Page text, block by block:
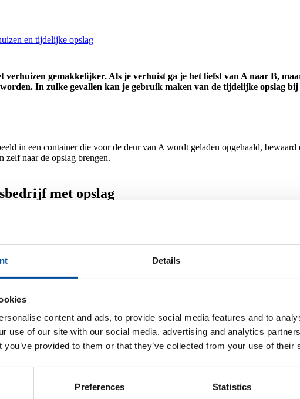
Details
content and ads, to provide social media features and to
use of our site with our social media, advertising and analytics
you’ve provided to them or that they’ve collected from your use of their
Preferences Statistics
en tijdelijke opslag
verhuizen gemakkelijker. Als je verhuist ga je het liefst van A naar B,
In zulke gevallen kan je gebruik maken van de tijdelijke opslag
in een container die voor de deur van A wordt geladen opgehaald,
naar de opslag brengen.
met opslag
vertrouwd. Veilig je spullen opslaan terwijl de verhuizing plaatsvindt of
opslaan. Enkele spullen of jouw hele inboedel. In een container, een
inbegrepen
een Erkende Verhuizer dan is bij het Garantiecertificaat Erkende
tot max. 100.000 euro. Wel zo veilig, makkelijk en voordelig.